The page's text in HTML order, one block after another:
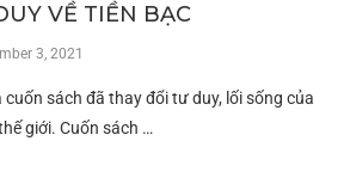
VỀ TIỀN BẠC
3, 2021
cuốn sách đã thay đổi tư duy, lối sống của
giới. Cuốn sách …